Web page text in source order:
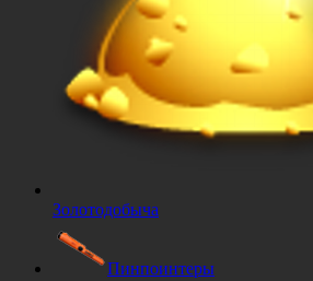
Золотодобыча
Пинпоинтеры